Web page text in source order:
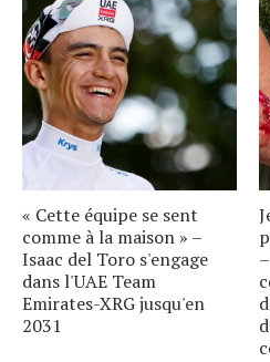
« Cette équipe se sent
comme à la maison » –
Isaac del Toro s'engage
dans l'UAE Team
Emirates-XRG jusqu'en
2031